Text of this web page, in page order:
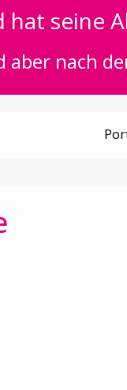
hat seine
nach